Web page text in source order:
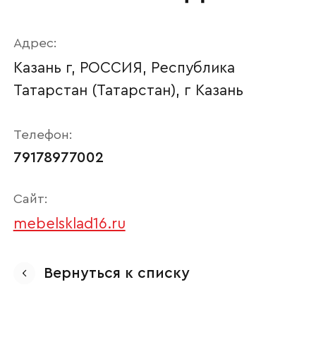
Адрес:
Казань г, РОССИЯ, Республика
Татарстан (Татарстан), г Казань
Телефон:
79178977002
Сайт:
mebelsklad16.ru
Вернуться к списку
Ваше имя